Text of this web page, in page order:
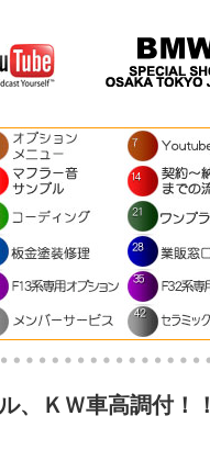
ＫＷ車高調付！！